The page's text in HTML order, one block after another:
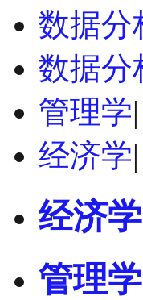
数据分
数据分
管理学|
经济学|
经济学
管理学